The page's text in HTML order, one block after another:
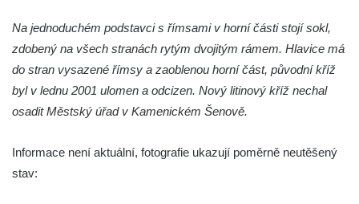
Kříž na zahradě domu čp. 127 v Římově
Kříž u fary v Římově
Kříž u lípy Jana Gurreho v Římově
Boží muka u hřbitova v Římově
Na jednoduchém podstavci s římsami v horní části stojí sokl,
zdobený na všech stranách rytým dvojitým rámem. Hlavice má
do stran vysazené římsy a zaoblenou horní část, původní kříž
byl v lednu 2001 ulomen a odcizen. Nový litinový kříž nechal
osadit Městský úřad v Kamenickém Šenově.
Informace není aktuální, fotografie ukazují poměrně neutěšený
stav: